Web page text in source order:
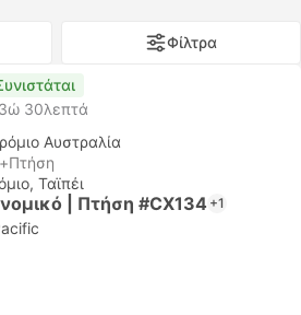
Φίλτρα
30λεπτά
Αυστραλία
Ταϊπέι
| Πτήση #CX134 +1